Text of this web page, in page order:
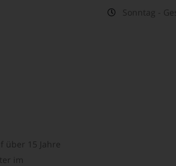
über 15 Jahre
im
Sonntag -